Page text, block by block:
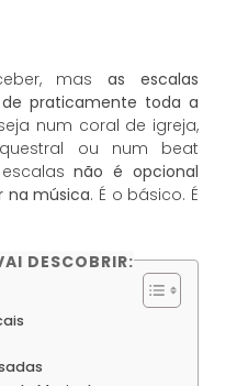
masas escalas
praticamente toda a
num coral de igreja,
ou num beat
escalasnão é opcional
na música. É o básico. É
DESCOBRIR: